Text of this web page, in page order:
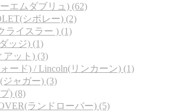
エムダブリュ) (62)
シボレー) (2)
ライスラー ) (1)
ッジ) (1)
アット) (3)
ード) / Lincoln(リンカーン) (1)
ジャガー) (3)
) (8)
ランドローバー) (5)